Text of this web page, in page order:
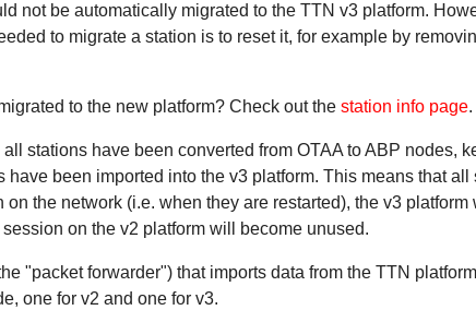
not be automatically migrated to the TTN v3 platform.
to migrate a station is to reset it, for example by
to the new platform? Check out the station info page.
stations have been converted from OTAA to ABP nodes,
been imported into the v3 platform. This means that
the network (i.e. when they are restarted), the v3
on the v2 platform will become unused.
"packet forwarder") that imports data from the TTN
one for v2 and one for v3.